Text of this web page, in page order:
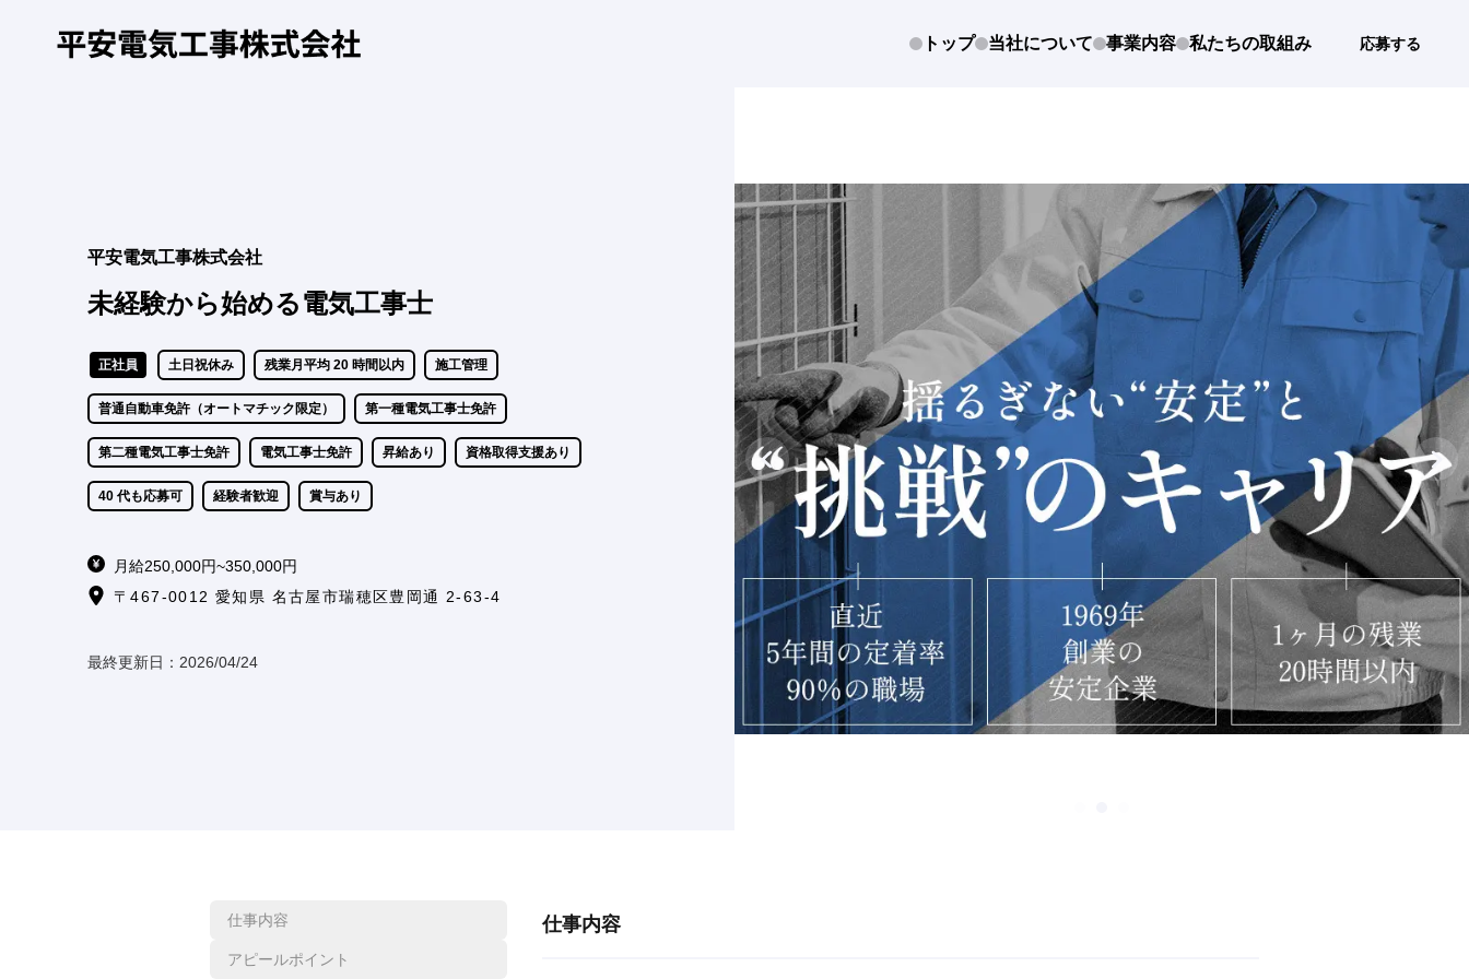
トップ 当社について 事業内容 私たちの取組み 応募する
平安電気工事株式会社
未経験から始める電気工事士
正社員 土日祝休み 残業月平均 20 時間以内 施工管理
普通自動車免許（オートマチック限定） 第一種電気工事士免許
第二種電気工事士免許 電気工事士免許 昇給あり 資格取得支援あり
40 代も応募可 経験者歓迎 賞与あり
月給250,000円~350,000円
〒467-0012 愛知県 名古屋市瑞穂区豊岡通 2-63-4
最終更新日： 2026/04/24
仕事内容
アピールポイント
仕事内容